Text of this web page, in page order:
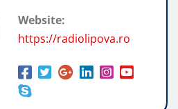
Website:
https://radiolipova.ro